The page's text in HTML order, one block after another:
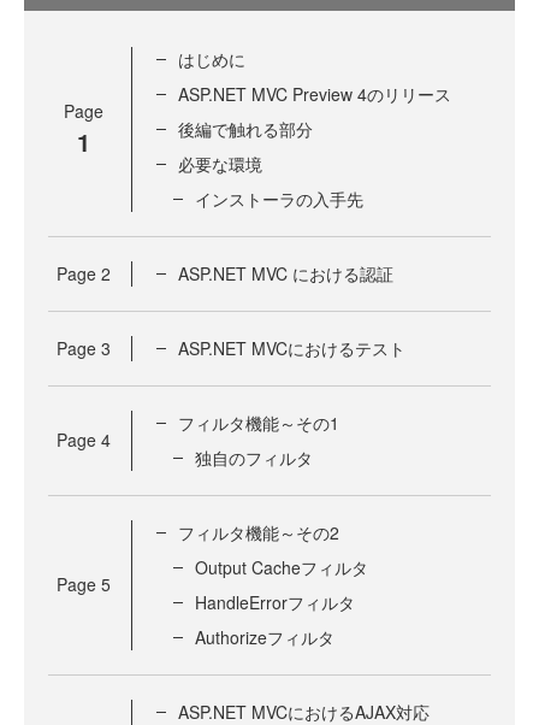
Page
1
はじめに
ASP.NET MVC Preview 4のリリース
後編で触れる部分
必要な環境
インストーラの入手先
Page 2 ASP.NET MVC における認証
Page 3 ASP.NET MVCにおけるテスト
Page 4
フィルタ機能～その1
独自のフィルタ
Page 5
フィルタ機能～その2
Output Cacheフィルタ
HandleErrorフィルタ
Authorizeフィルタ
ASP.NET MVCにおけるAJAX対応